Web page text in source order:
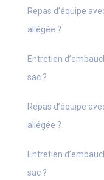
Repas d’équipe
allégée ?
Entretien
sac ?
Repas d’équipe
allégée ?
Entretien
sac ?